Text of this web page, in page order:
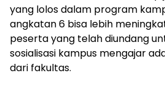
yang lolos dalam program
angkatan 6 bisa lebih
peserta yang telah diundang
sosialisasi kampus mengajar
dari fakultas.